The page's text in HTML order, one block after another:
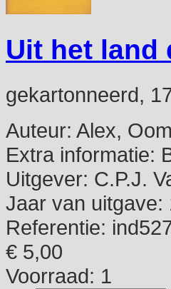
Uit het land
gekartonneerd,
Auteur: Alex, Oom
Extra informatie:
Uitgever: C.P.J.
Jaar van uitgave:
Referentie:
€ 5,00
Voorraad: 1